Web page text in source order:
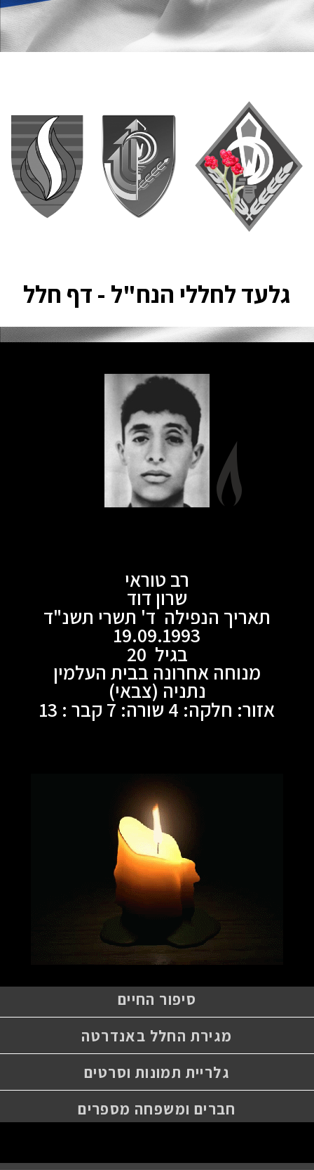
גלעד לחללי הנח"ל - דף חלל
רב טוראי
שרון דוד
תאריך הנפילה ד' תשרי תשנ"ד
19.09.1993
בגיל 20
מנוחה אחרונה בבית העלמין
נתניה (צבאי)
אזור: חלקה: 4 שורה: 7 קבר : 13
סיפור החיים
מגירת החלל באנדרטה
גלריית תמונות וסרטים
חברים ומשפחה מספרים